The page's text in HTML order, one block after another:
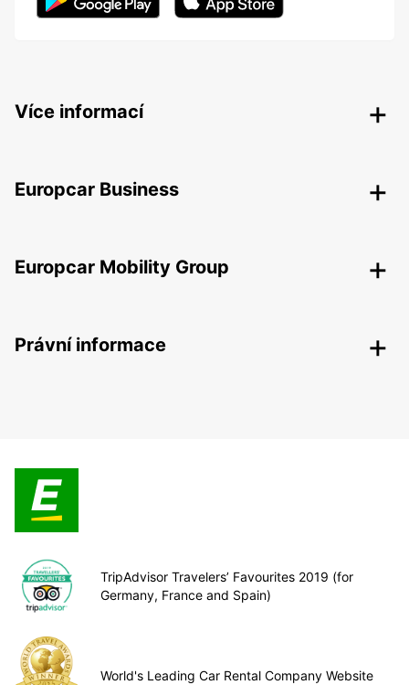
Více informací
Europcar Business
Europcar Mobility Group
Právní informace
TripAdvisor Travelers’ Favourites 2019 (for
Germany, France and Spain)
World's Leading Car Rental Company Website